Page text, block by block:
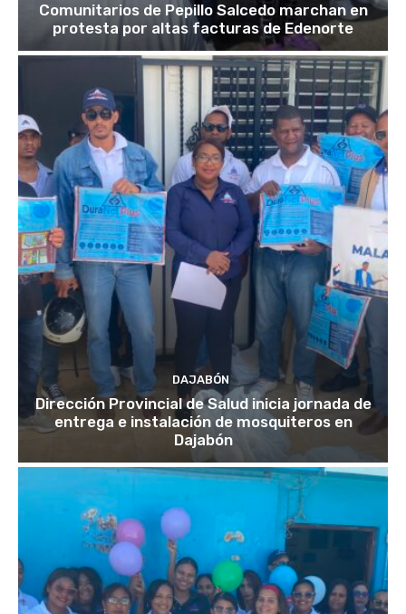
Comunitarios de Pepillo Salcedo marchan en
protesta por altas facturas de Edenorte
DAJABÓN
Dirección Provincial de Salud inicia jornada de
entrega e instalación de mosquiteros en
Dajabón